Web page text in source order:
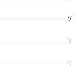
7
1
1